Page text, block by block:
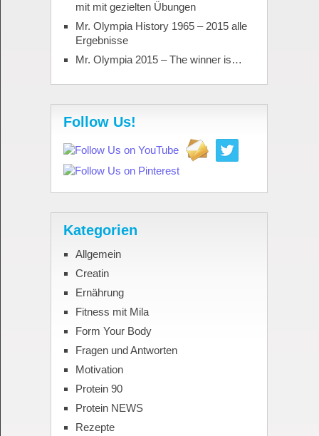
mit mit gezielten Übungen
Mr. Olympia History 1965 – 2015 alle
Ergebnisse
Mr. Olympia 2015 – The winner is…
Follow Us!
Kategorien
Allgemein
Creatin
Ernährung
Fitness mit Mila
Form Your Body
Fragen und Antworten
Motivation
Protein 90
Protein NEWS
Rezepte